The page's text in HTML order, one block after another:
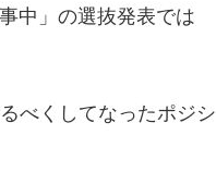
中」の選抜発表では
べくしてなったポジシ